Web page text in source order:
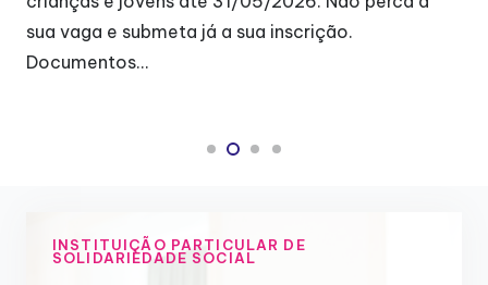
sua vaga e submeta já a sua inscrição.
Documentos…
INSTITUIÇÃO PARTICULAR DE
SOLIDARIEDADE SOCIAL